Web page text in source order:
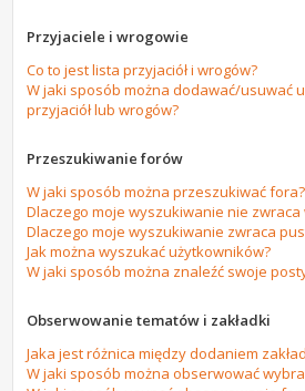
Przyjaciele i wrogowie
Co to jest lista przyjaciół i wrogów?
W jaki sposób można dodawać/usuwać
przyjaciół lub wrogów?
Przeszukiwanie forów
W jaki sposób można przeszukiwać fora?
Dlaczego moje wyszukiwanie nie zwraca
Dlaczego moje wyszukiwanie zwraca
Jak można wyszukać użytkowników?
W jaki sposób można znaleźć swoje
Obserwowanie tematów i zakładki
Jaka jest różnica między dodaniem
W jaki sposób można obserwować